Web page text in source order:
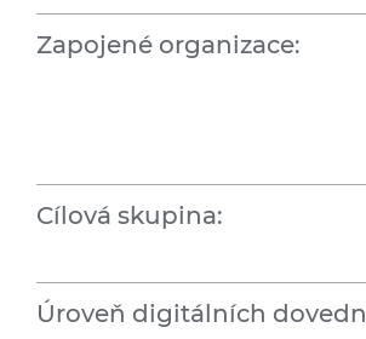
Zapojené organizace:
Cílová skupina:
Úroveň digitálních